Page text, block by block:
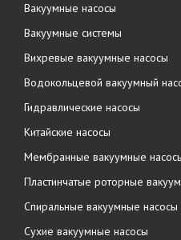
Вакуумные насосы
Вакуумные системы
Вихревые вакуумные насосы
Водокольцевой вакуумный
Гидравлические насосы
Китайские насосы
Мембранные вакуумные
Пластинчатые роторные
Спиральные вакуумные насосы
Сухие вакуумные насосы